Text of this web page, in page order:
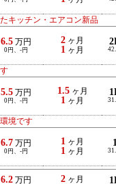
キッチン・エアコン新品
6.5万円
0円、-円
2 ヶ月
1 ヶ月
5.5万円
0円、-円
1.5ヶ月
1 ヶ月
境です
6.7万円
0円、-円
1 ヶ月
1 ヶ月
6.2万円 2 ヶ月